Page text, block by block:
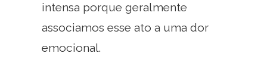
intensa porque geralmente
associamos esse ato a uma dor
emocional.